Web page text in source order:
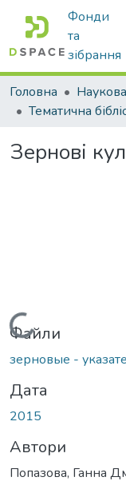
Фонди
та
зібрання
Головна
Тематична
Зернові
Вантажиться...
Файли
зерновые -
Дата
2015
Автори
Попазова, Ганна